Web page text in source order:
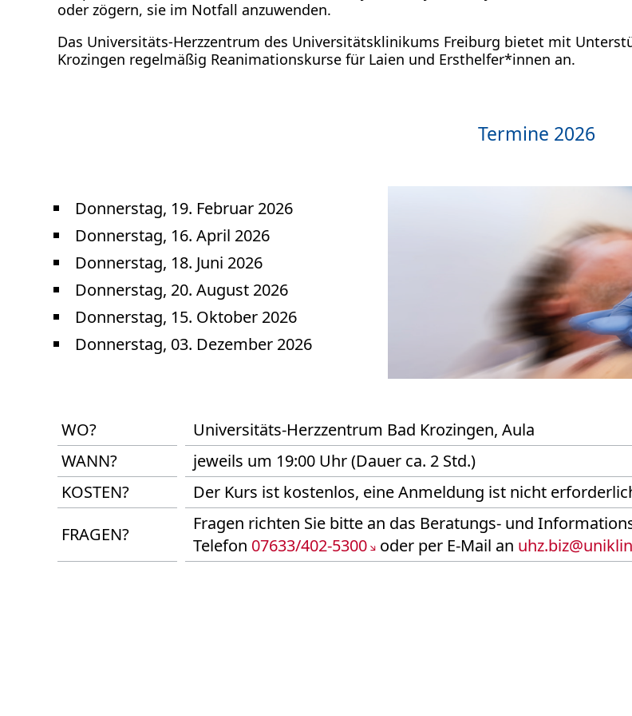
Spenden
oder zögern, sie im Notfall anzuwenden.
Das Universitäts-Herzzentrum des Universitätsklinikums Freiburg bietet mit
Krozingen regelmäßig Reanimationskurse für Laien und Ersthelfer*innen an.
Termine 2026
Donnerstag, 19. Februar 2026
Donnerstag, 16. April 2026
Donnerstag, 18. Juni 2026
Donnerstag, 20. August 2026
Donnerstag, 15. Oktober 2026
Donnerstag, 03. Dezember 2026
WO?
Universitäts-Herzzentrum Bad Krozingen, Aula
WANN?
jeweils um 19:00 Uhr (Dauer ca. 2 Std.)
KOSTEN?
Der Kurs ist kostenlos, eine Anmeldung ist nicht
FRAGEN?
Fragen richten Sie bitte an das Beratungs- und
Telefon 07633/402-5300 oder per E-Mail an uhz.biz@